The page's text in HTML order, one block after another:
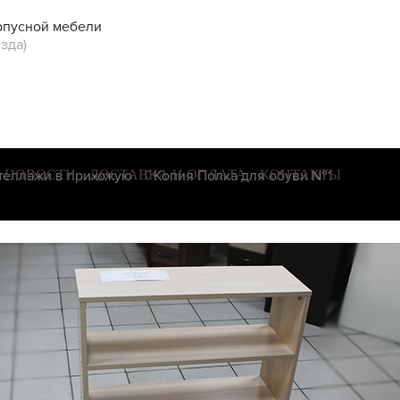
мебели
НОВОСТИ ДОСТАВКА И ОПЛАТА КОНТАКТЫ
в прихожую Копия Полка для обуви №1